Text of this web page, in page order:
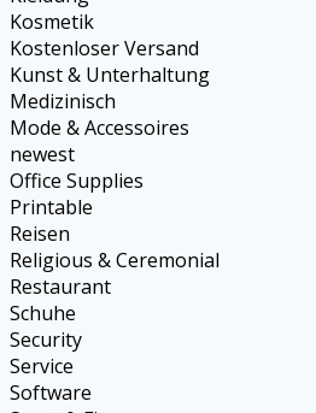
Kosmetik
Kostenloser Versand
Kunst & Unterhaltung
Medizinisch
Mode & Accessoires
newest
Office Supplies
Printable
Reisen
Religious & Ceremonial
Restaurant
Schuhe
Security
Service
Software